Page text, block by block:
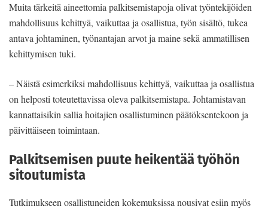
Muita tärkeitä aineettomia palkitsemistapoja olivat työntekijöiden
mahdollisuus kehittyä, vaikuttaa ja osallistua, työn sisältö, tukea
antava johtaminen, työnantajan arvot ja maine sekä ammatillisen
kehittymisen tuki.
– Näistä esimerkiksi mahdollisuus kehittyä, vaikuttaa ja osallistua
on helposti toteutettavissa oleva palkitsemistapa. Johtamistavan
kannattaisikin sallia hoitajien osallistuminen päätöksentekoon ja
päivittäiseen toimintaan.
Palkitsemisen puute heikentää työhön
sitoutumista
Tutkimukseen osallistuneiden kokemuksissa nousivat esiin myös